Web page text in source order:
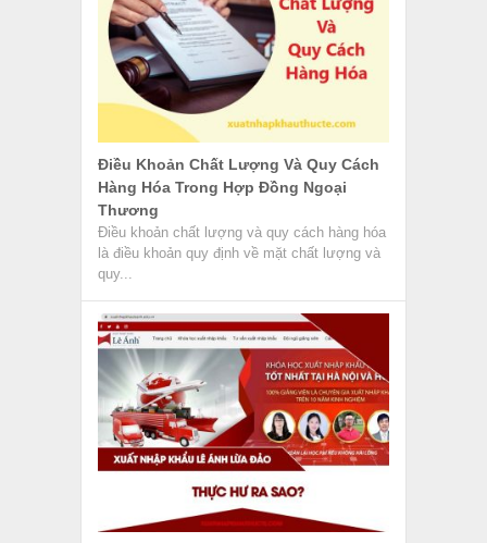
Điều Khoản Chất Lượng Và Quy Cách
Hàng Hóa Trong Hợp Đồng Ngoại
Thương
Điều khoản chất lượng và quy cách hàng hóa
là điều khoản quy định về mặt chất lượng và
quy...